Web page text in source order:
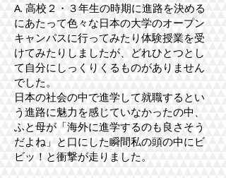
A. 高校２・３年生の時期に進路を決める
にあたって色々な日本の大学のオープン
キャンパスに行ってみたり体験授業を受
けてみたりしましたが、どれひとつとし
て自分にしっくりくるものがありません
でした。
日本の社会の中で進学して就職するとい
う進路に魅力を感じていなかったの中、
ふと母が「海外に進学するのも良さそう
だよね」と口にした瞬間私の頭の中にビ
ビッ！と衝撃が走りました。